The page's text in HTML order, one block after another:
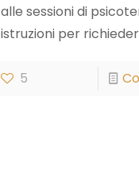
alle sessioni di
istruzioni per
5